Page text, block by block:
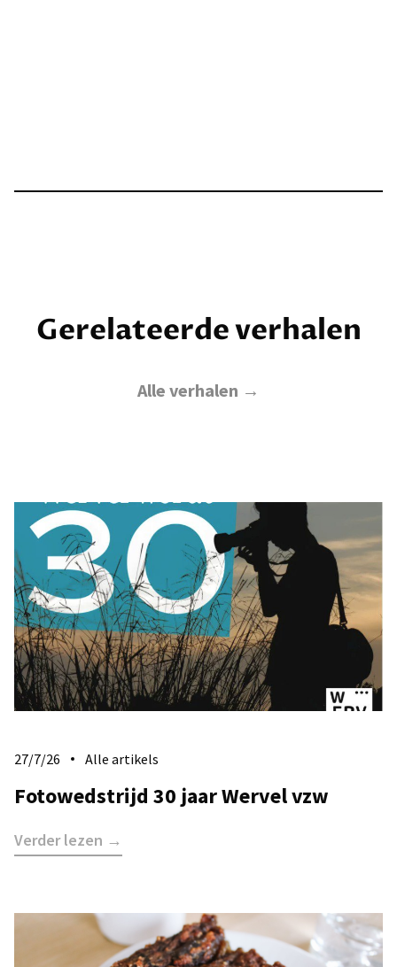
Gerelateerde verhalen
Alle verhalen →
27/7/26 Alle artikels
Fotowedstrijd 30 jaar Wervel vzw
Verder lezen →